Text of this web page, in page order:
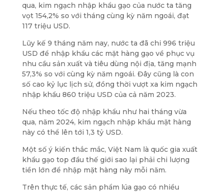
qua, kim ngạch nhập khẩu gạo của nước ta tăng
vọt 154,2% so với tháng cùng kỳ năm ngoái, đạt
117 triệu USD.
Lũy kế 9 tháng năm nay, nước ta đã chi 996 triệu
USD để nhập khẩu các mặt hàng gạo về phục vụ
nhu cầu sản xuất và tiêu dùng nội địa, tăng mạnh
57,3% so với cùng kỳ năm ngoái. Đây cũng là con
số cao kỷ lục lịch sử, đồng thời vượt xa kim ngạch
nhập khẩu 860 triệu USD của cả năm 2023.
Nếu theo tốc độ nhập khẩu như hai tháng vừa
qua, năm 2024, kim ngạch nhập khẩu mặt hàng
này có thể lên tới 1,3 tỷ USD.
Một số ý kiến thắc mắc, Việt Nam là quốc gia xuất
khẩu gạo top đầu thế giới sao lại phải chi lượng
tiền lớn để nhập mặt hàng này mỗi năm.
Trên thực tế, các sản phẩm lúa gạo có nhiều